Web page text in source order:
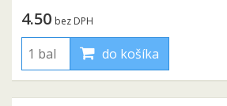
4.50 bez DPH
do košíka